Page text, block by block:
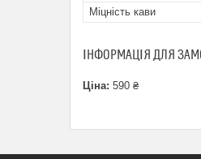
Міцність кави
ІНФОРМАЦІЯ ДЛЯ
Ціна: 590 ₴